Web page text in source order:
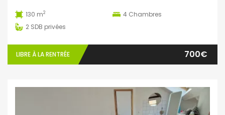
130 m2 4 Chambres
2 SDB privées
LIBRE À LA RENTRÉE 700€